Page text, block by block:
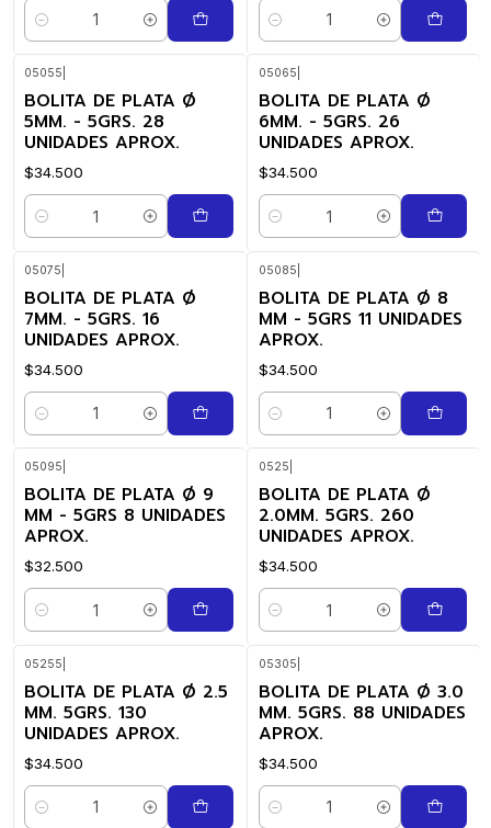
Quantidade Quantidade
05055
BOLITA DE PLATA Ø
5MM. - 5GRS. 28
UNIDADES APROX.
$34.500
Quantidade
05065
BOLITA DE PLATA Ø
6MM. - 5GRS. 26
UNIDADES APROX.
$34.500
Quantidade
05075
BOLITA DE PLATA Ø
7MM. - 5GRS. 16
UNIDADES APROX.
$34.500
Quantidade
05085
BOLITA DE PLATA Ø 8
MM - 5GRS 11 UNIDADES
APROX.
$34.500
Quantidade
05095
BOLITA DE PLATA Ø 9
MM - 5GRS 8 UNIDADES
APROX.
$32.500
Quantidade
0525
BOLITA DE PLATA Ø
2.0MM. 5GRS. 260
UNIDADES APROX.
$34.500
Quantidade
05255
BOLITA DE PLATA Ø 2.5
MM. 5GRS. 130
UNIDADES APROX.
$34.500
Quantidade
05305
BOLITA DE PLATA Ø 3.0
MM. 5GRS. 88 UNIDADES
APROX.
$34.500
Quantidade